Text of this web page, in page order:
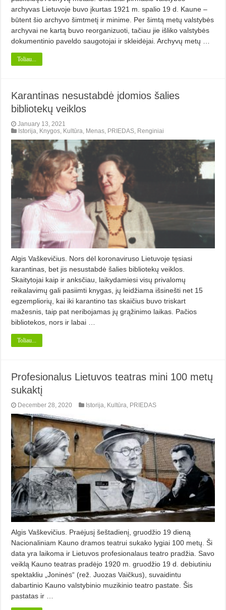
archyvas Lietuvoje buvo įkurtas 1921 m. spalio 19 d. Kaune –
būtent šio archyvo šimtmetį ir minime. Per šimtą metų valstybės
archyvai ne kartą buvo reorganizuoti, tačiau jie išliko valstybės
dokumentinio paveldo saugotojai ir skleidėjai. Archyvų metų …
Toliau...
Karantinas nesustabdė įdomios šalies
bibliotekų veiklos
January 13, 2021
Istorija, Knygos, Kultūra, Menas, PRIEDAS, Renginiai
Algis Vaškevičius. Nors dėl koronaviruso Lietuvoje tę­siasi
karantinas, bet jis nesustabdė šalies bibliotekų veiklos.
Skaitytojai kaip ir anksčiau, laikydamiesi visų privalomų
reikalavimų gali pasiimti knygas, jų leidžiama išsinešti net 15
egzempliorių, kai iki karantino tas skaičius buvo triskart
mažesnis, taip pat neribojamas jų grąžinimo laikas. Pačios
bibliotekos, nors ir labai …
Toliau...
Profesionalus Lietuvos teatras mini 100 metų
sukaktį
December 28, 2020 Istorija Kultūra PRIEDAS
Algis Vaškevičius. Praėjusį šeštadienį, gruodžio 19 dieną
Nacionaliniam Kauno dramos teatrui sukako lygiai 100 metų. Ši
data yra laikoma ir Lietuvos profesionalaus teatro pradžia. Savo
veiklą Kauno teatras pradėjo 1920 m. gruodžio 19 d. debiutiniu
spektakliu „Joninės“ (rež. Juozas Vaičkus), suvaidintu
dabartinio Kauno valstybinio muzikinio teatro pastate. Šis
pastatas ir …